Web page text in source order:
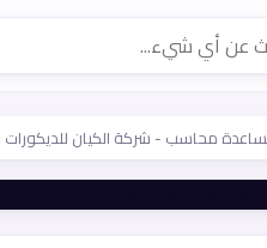
محاسب - شركة الكيان للديكورات